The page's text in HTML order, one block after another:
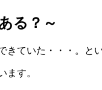
る？～
ていた・・・。と
ます。